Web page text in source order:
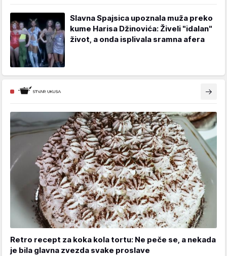
Slavna Spajsica upoznala muža preko
kume Harisa Džinovića: Živeli "idalan"
život, a onda isplivala sramna afera
Retro recept za koka kola tortu: Ne peče se, a nekada
je bila glavna zvezda svake proslave